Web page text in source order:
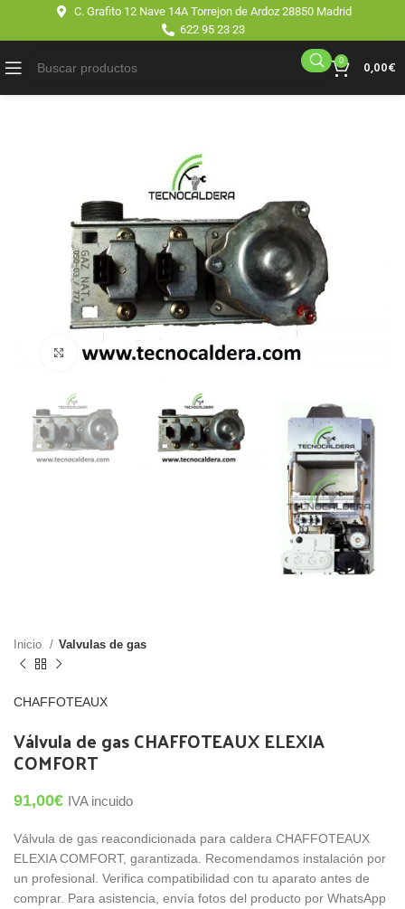
C. Grafito 12 Nave 14A Torrejon de Ardoz 28850 Madrid
622 95 23 23
0 0,00€
Click para agrandar
Inicio Valvulas de gas
CHAFFOTEAUX
Válvula de gas CHAFFOTEAUX ELEXIA
COMFORT
91,00€ IVA incuido
Válvula de gas reacondicionada para caldera CHAFFOTEAUX
ELEXIA COMFORT, garantizada. Recomendamos instalación por
un profesional. Verifica compatibilidad con tu aparato antes de
comprar. Para asistencia, envía fotos del producto por WhatsApp